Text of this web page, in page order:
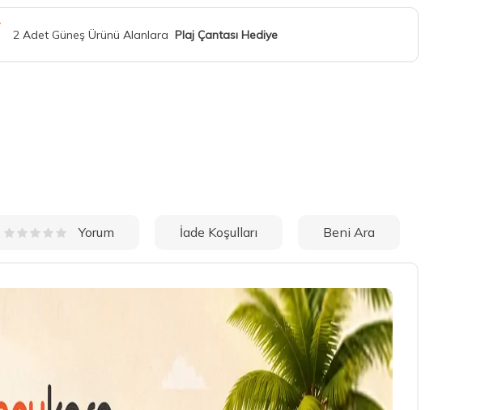
2 Adet Güneş Ürünü Alanlara Plaj Çantası Hediye
Yorum İade Koşulları Beni Ara